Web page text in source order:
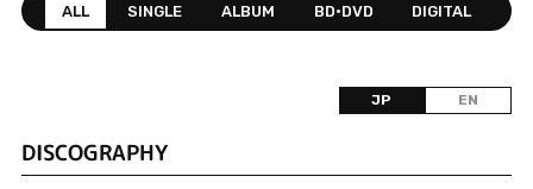
ALL SINGLE ALBUM BD•DVD DIGITAL
JP EN
DISCOGRAPHY